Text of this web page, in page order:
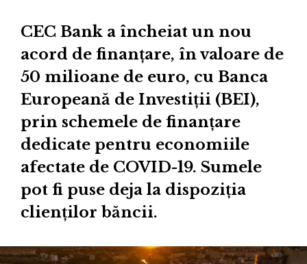
CEC Bank a încheiat un nou
acord de finanțare, în valoare de
50 milioane de euro, cu Banca
Europeană de Investiții (BEI),
prin schemele de finanțare
dedicate pentru economiile
afectate de COVID-19. Sumele
pot fi puse deja la dispoziția
clienților băncii.